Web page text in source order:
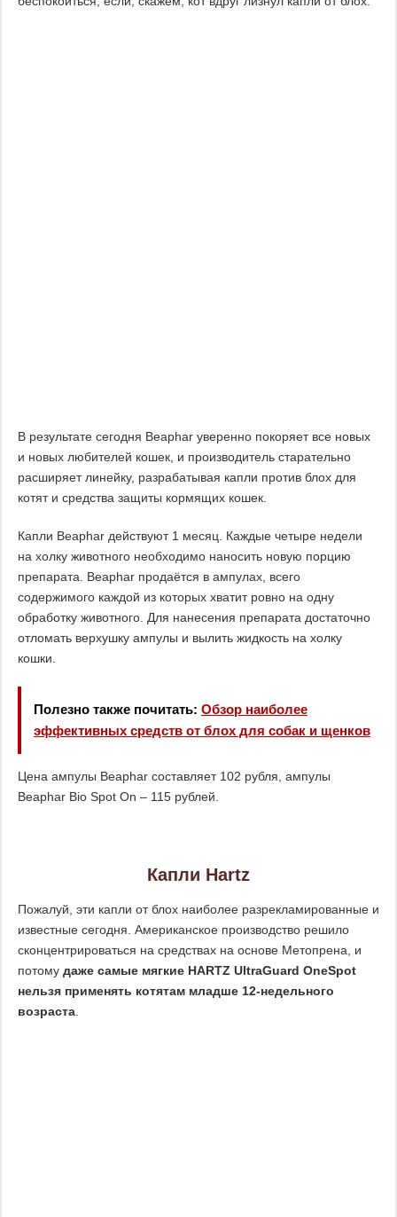
В результате сегодня Beaphar уверенно покоряет все новых
и новых любителей кошек, и производитель старательно
расширяет линейку, разрабатывая капли против блох для
котят и средства защиты кормящих кошек.
Капли Beaphar действуют 1 месяц. Каждые четыре недели
на холку животного необходимо наносить новую порцию
препарата. Beaphar продаётся в ампулах, всего
содержимого каждой из которых хватит ровно на одну
обработку животного. Для нанесения препарата достаточно
отломать верхушку ампулы и вылить жидкость на холку
кошки.
Полезно также почитать: Обзор наиболее
эффективных средств от блох для собак и щенков
Цена ампулы Beaphar составляет 102 рубля, ампулы
Beaphar Bio Spot On – 115 рублей.
Капли Hartz
Пожалуй, эти капли от блох наиболее разрекламированные и
известные сегодня. Американское производство решило
сконцентрироваться на средствах на основе Метопрена, и
потому даже самые мягкие HARTZ UltraGuard OneSpot
нельзя применять котятам младше 12-недельного
возраста.